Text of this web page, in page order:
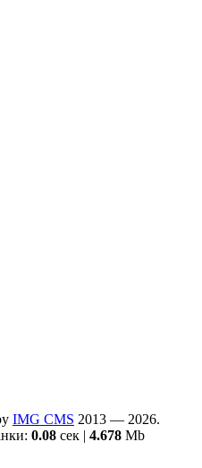
ІMG CMS 2013 — 2026.
0.08 сек | 4.678 Mb